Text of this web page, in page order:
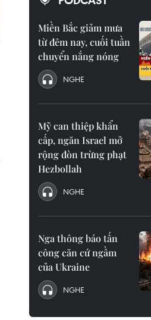
Miền Bắc giảm mưa
từ đêm nay, cuối tuần
chuyển nắng nóng
NGHE
Mỹ can thiệp khẩn
cấp, ngăn Israel mở
rộng đòn trừng phạt
Hezbollah
NGHE
Nga thông báo tấn
công căn cứ ngầm
của Ukraine
NGHE